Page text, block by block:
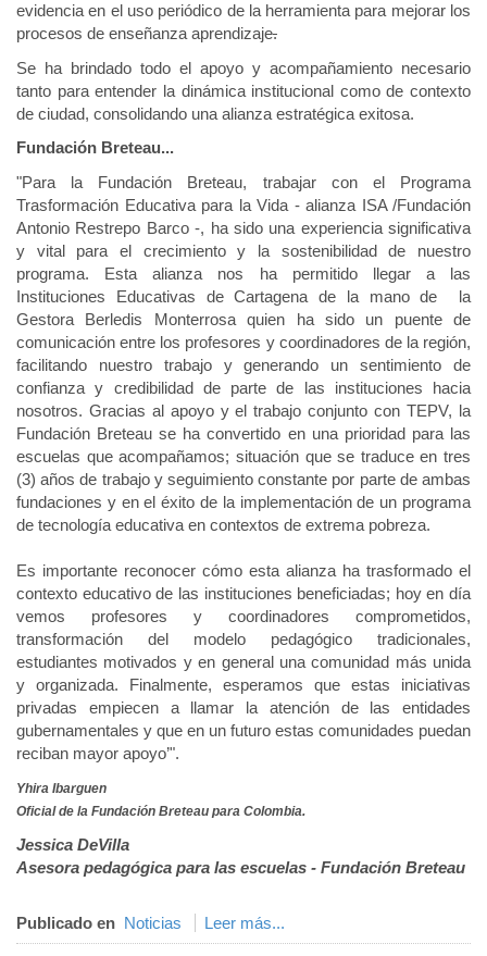
evidencia en el uso periódico de la herramienta para mejorar los
procesos de enseñanza aprendizaje.
Se ha brindado todo el apoyo y acompañamiento necesario
tanto para entender la dinámica institucional como de contexto
de ciudad, consolidando una alianza estratégica exitosa.
Fundación Breteau...
"Para la Fundación Breteau, trabajar con el Programa
Trasformación Educativa para la Vida - alianza ISA /Fundación
Antonio Restrepo Barco -, ha sido una experiencia significativa
y vital para el crecimiento y la sostenibilidad de nuestro
programa. Esta alianza nos ha permitido llegar a las
Instituciones Educativas de Cartagena de la mano de la
Gestora Berledis Monterrosa quien ha sido un puente de
comunicación entre los profesores y coordinadores de la región,
facilitando nuestro trabajo y generando un sentimiento de
confianza y credibilidad de parte de las instituciones hacia
nosotros. Gracias al apoyo y el trabajo conjunto con TEPV, la
Fundación Breteau se ha convertido en una prioridad para las
escuelas que acompañamos; situación que se traduce en tres
(3) años de trabajo y seguimiento constante por parte de ambas
fundaciones y en el éxito de la implementación de un programa
de tecnología educativa en contextos de extrema pobreza.
Es importante reconocer cómo esta alianza ha trasformado el
contexto educativo de las instituciones beneficiadas; hoy en día
vemos profesores y coordinadores comprometidos,
transformación del modelo pedagógico tradicionales,
estudiantes motivados y en general una comunidad más unida
y organizada. Finalmente, esperamos que estas iniciativas
privadas empiecen a llamar la atención de las entidades
gubernamentales y que en un futuro estas comunidades puedan
reciban mayor apoyo’".
Yhira Ibarguen
Oficial de la Fundación Breteau para Colombia.
Jessica DeVilla
Asesora pedagógica para las escuelas - Fundación Breteau
Publicado en Noticias Leer más...